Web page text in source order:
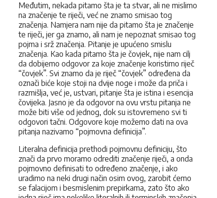
Međutim, nekada pitamo šta je ta stvar, ali ne mislimo
na značenje te riječi, već ne znamo smisao tog
značenja. Namjera nam nije da pitamo šta je značenje
te riječi, jer ga znamo, ali nam je nepoznat smisao tog
pojma i srž značenja. Pitanje je upućeno smislu
značenja. Kao kada pitamo šta je čovjek, nije nam cilj
da dobijemo odgovor za koje značenje koristimo riječ
“čovjek”. Svi znamo da je riječ “čovjek” određena da
označi biće koje stoji na dvije noge i može da priča i
razmišlja, već je, ustvari, pitanje šta je istina i esencija
čovijeka. Jasno je da odgovor na ovu vrstu pitanja ne
može biti više od jednog, dok su istovremeno svi ti
odgovori tačni. Odgovore koje možemo dati na ova
pitanja nazivamo “pojmovna definicija”.
Literalna definicija prethodi pojmovnu definiciju, što
znači da prvo moramo odrediti značenje riječi, a onda
pojmovno definisati to određeno značenje, i ako
uradimo na neki drugi način osim ovog, zarobit ćemo
se falacijom i besmislenim prepirkama, zato što ako